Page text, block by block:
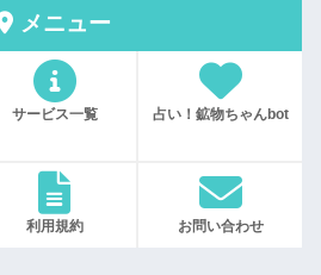
メニュー
サービス一覧 占い！鉱物ちゃんbot
利用規約 お問い合わせ